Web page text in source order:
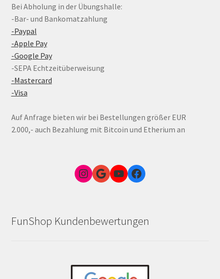
Bei Abholung in der Übungshalle:
-Bar- und Bankomatzahlung
-Paypal
-Apple Pay
-Google Pay
-SEPA Echtzeitüberweisung
-Mastercard
-Visa
Auf Anfrage bieten wir bei Bestellungen größer EUR
2.000,- auch Bezahlung mit Bitcoin und Etherium an
Instagram
Google Link zum FunShop WienYouTubeFacebook
FunShop Kundenbewertungen